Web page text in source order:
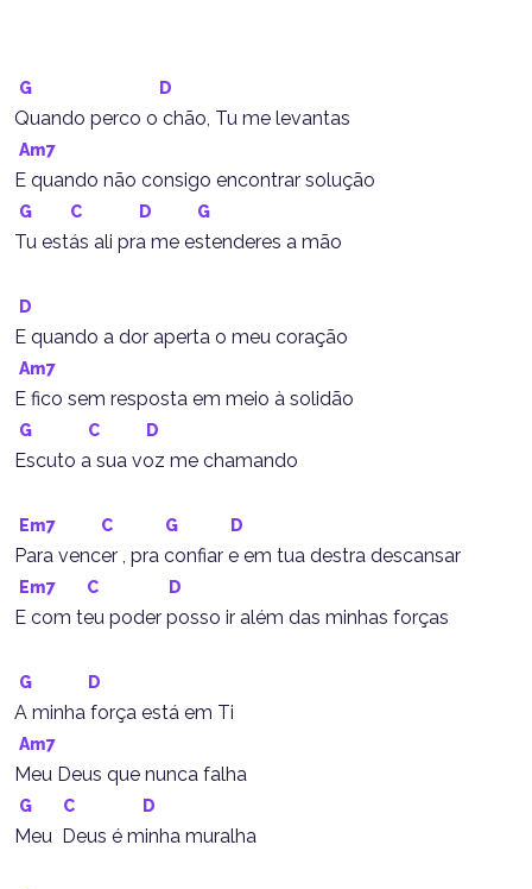
G D
Quando perco o chão, Tu me levantas
Am7
E quando não consigo encontrar solução
G C D G
Tu estás ali pra me estenderes a mão
D
E quando a dor aperta o meu coração
Am7
E fico sem resposta em meio à solidão
G C D
Escuto a sua voz me chamando
Em7 C G D
Para vencer , pra confiar e em tua destra descansar
Em7 C D
E com teu poder posso ir além das minhas forças
G D
A minha força está em Ti
Am7
Meu Deus que nunca falha
G C D
Meu  Deus é minha muralha